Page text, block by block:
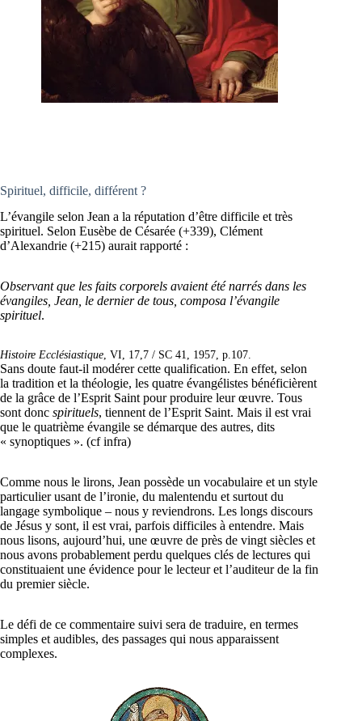
Spirituel, difficile, différent ?
L’évangile selon Jean a la réputation d’être difficile et très
spirituel. Selon Eusèbe de Césarée (+339), Clément
d’Alexandrie (+215) aurait rapporté :
Observant que les faits corporels avaient été narrés dans les
évangiles, Jean, le dernier de tous, composa l’évangile
spirituel.
Histoire Ecclésiastique, VI, 17,7 / SC 41, 1957, p.107.
Sans doute faut-il modérer cette qualification. En effet, selon
la tradition et la théologie, les quatre évangélistes bénéficièrent
de la grâce de l’Esprit Saint pour produire leur œuvre. Tous
sont donc spirituels, tiennent de l’Esprit Saint. Mais il est vrai
que le quatrième évangile se démarque des autres, dits
« synoptiques ». (cf infra)
Comme nous le lirons, Jean possède un vocabulaire et un style
particulier usant de l’ironie, du malentendu et surtout du
langage symbolique – nous y reviendrons. Les longs discours
de Jésus y sont, il est vrai, parfois difficiles à entendre. Mais
nous lisons, aujourd’hui, une œuvre de près de vingt siècles et
nous avons probablement perdu quelques clés de lectures qui
constituaient une évidence pour le lecteur et l’auditeur de la fin
du premier siècle.
Le défi de ce commentaire suivi sera de traduire, en termes
simples et audibles, des passages qui nous apparaissent
complexes.